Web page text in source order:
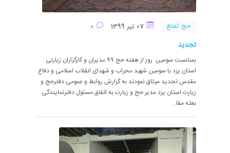
حج تمتع 07 تیر 1399
تجدید
بمناسبت سومین روز از هفته حج 99 مدیران و کارگزاران زیارتی
استان یزد با سومین شهید محراب و شهدای انقلاب اسلامی و دفاع
مقدس تجدید میثاق نمودند به گزارش روابط و عمومی دفترحج و
زیارت استان یزد مدیر حج و زیارت به اتفاق مسئول دفترنمایندگی
بعثه مقا...